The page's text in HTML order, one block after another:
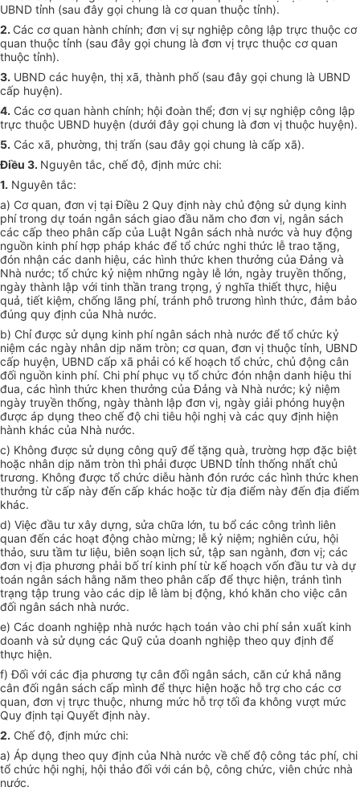
UBND tỉnh (sau đây gọi chung là cơ quan thuộc tỉnh).
2. Các cơ quan hành chính; đơn vị sự nghiệp công lập trực thuộc cơ
quan thuộc tỉnh (sau đây gọi chung là đơn vị trực thuộc cơ quan
thuộc tỉnh).
3. UBND các huyện, thị xã, thành phố (sau đây gọi chung là UBND
cấp huyện).
4. Các cơ quan hành chính; hội đoàn thể; đơn vị sự nghiệp công lập
trực thuộc UBND huyện (dưới đây gọi chung là đơn vị thuộc huyện).
5. Các xã, phường, thị trấn (sau đây gọi chung là cấp xã).
Điều 3. Nguyên tắc, chế độ, định mức chi:
1. Nguyên tắc:
a) Cơ quan, đơn vị tại Điều 2 Quy định này chủ động sử dụng kinh
phí trong dự toán ngân sách giao đầu năm cho đơn vị, ngân sách
các cấp theo phân cấp của Luật Ngân sách nhà nước và huy động
nguồn kinh phí hợp pháp khác để tổ chức nghi thức lễ trao tặng,
đón nhận các danh hiệu, các hình thức khen thưởng của Đảng và
Nhà nước; tổ chức kỷ niệm những ngày lễ lớn, ngày truyền thống,
ngày thành lập với tinh thần trang trọng, ý nghĩa thiết thực, hiệu
quả, tiết kiệm, chống lãng phí, tránh phô trương hình thức, đảm bảo
đúng quy định của Nhà nước.
b) Chỉ được sử dụng kinh phí ngân sách nhà nước để tổ chức kỷ
niệm các ngày nhân dịp năm tròn; cơ quan, đơn vị thuộc tỉnh, UBND
cấp huyện, UBND cấp xã phải có kế hoạch tổ chức, chủ động cân
đối nguồn kinh phí. Chi phí phục vụ tổ chức đón nhận danh hiệu thi
đua, các hình thức khen thưởng của Đảng và Nhà nước; kỷ niệm
ngày truyền thống, ngày thành lập đơn vị, ngày giải phóng huyện
được áp dụng theo chế độ chi tiêu hội nghị và các quy định hiện
hành khác của Nhà nước.
c) Không được sử dụng công quỹ để tặng quà, trường hợp đặc biệt
hoặc nhân dịp năm tròn thì phải được UBND tỉnh thống nhất chủ
trương. Không được tổ chức diễu hành đón rước các hình thức khen
thưởng từ cấp này đến cấp khác hoặc từ địa điểm này đến địa điểm
khác.
d) Việc đầu tư xây dựng, sửa chữa lớn, tu bổ các công trình liên
quan đến các hoạt động chào mừng; lễ kỷ niệm; nghiên cứu, hội
thảo, sưu tầm tư liệu, biên soạn lịch sử, tập san ngành, đơn vị; các
đơn vị địa phương phải bố trí kinh phí từ kế hoạch vốn đầu tư và dự
toán ngân sách hằng năm theo phân cấp để thực hiện, tránh tình
trạng tập trung vào các dịp lễ làm bị động, khó khăn cho việc cân
đối ngân sách nhà nước.
e) Các doanh nghiệp nhà nước hạch toán vào chi phí sản xuất kinh
doanh và sử dụng các Quỹ của doanh nghiệp theo quy định để
thực hiện.
f) Đối với các địa phương tự cân đối ngân sách, căn cứ khả năng
cân đối ngân sách cấp mình để thực hiện hoặc hỗ trợ cho các cơ
quan, đơn vị trực thuộc, nhưng mức hỗ trợ tối đa không vượt mức
Quy định tại Quyết định này.
2. Chế độ, định mức chi:
a) Áp dụng theo quy định của Nhà nước về chế độ công tác phí, chi
tổ chức hội nghị, hội thảo đối với cán bộ, công chức, viên chức nhà
nước.